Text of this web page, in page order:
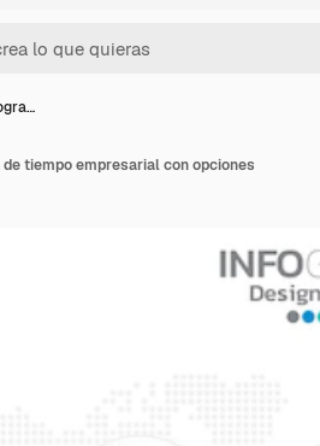
tiempo empresarial con opciones